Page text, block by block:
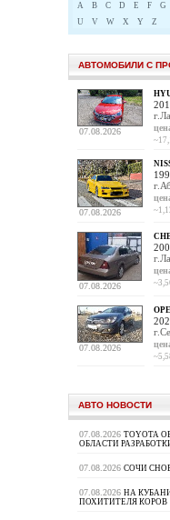
A B C D E F G
U
V W X Y Z
АВТОМОБИЛИ С
07.08.2026
07.08.2026
07.08.2026
07.08.2026
АВТО НОВОСТИ
07.08.2026 TOYOTA
ОБЛАСТИ
07.08.2026 СОЧИ
07.08.2026 НА
ПОХИТИТЕЛЯ КОРОВ